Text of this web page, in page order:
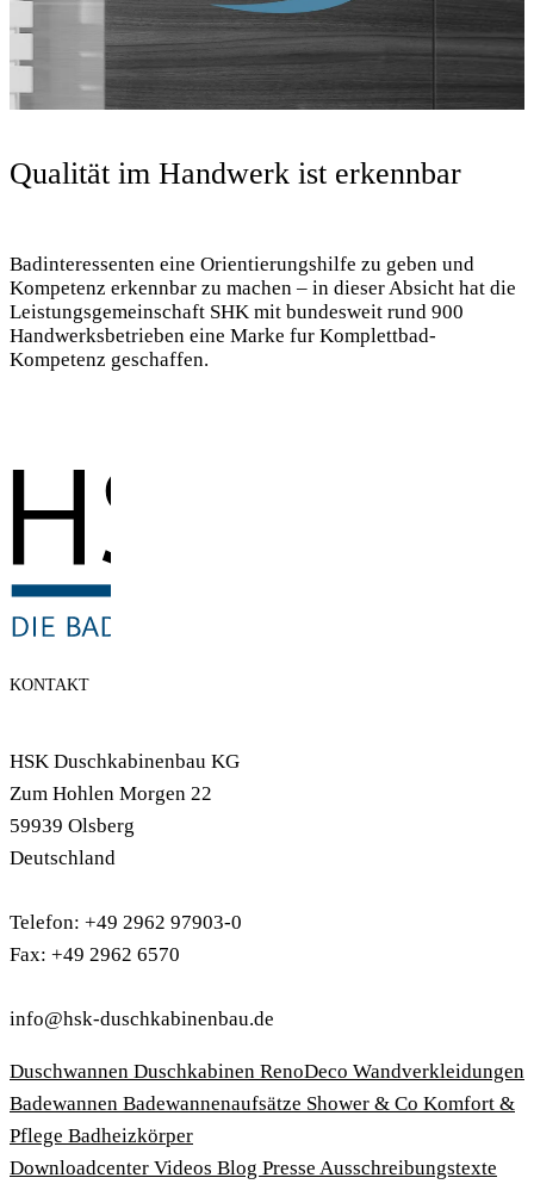
Qualität im Handwerk ist erkennbar
Badinteressenten eine Orientierungshilfe zu geben und
Kompetenz erkennbar zu machen – in dieser Absicht hat die
Leistungsgemeinschaft SHK mit bundesweit rund 900
Handwerksbetrieben eine Marke fur Komplettbad-
Kompetenz geschaffen.
KONTAKT
HSK Duschkabinenbau KG
Zum Hohlen Morgen 22
59939 Olsberg
Deutschland
Telefon: +49 2962 97903-0
Fax: +49 2962 6570
info@hsk-duschkabinenbau.de
Duschwannen Duschkabinen RenoDeco Wandverkleidungen
Badewannen Badewannenaufsätze Shower & Co Komfort &
Pflege Badheizkörper
Download­center Videos Blog Presse Ausschreibungstexte